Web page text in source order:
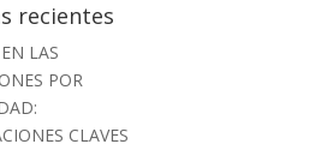
recientes
LAS
POR
CLAVES